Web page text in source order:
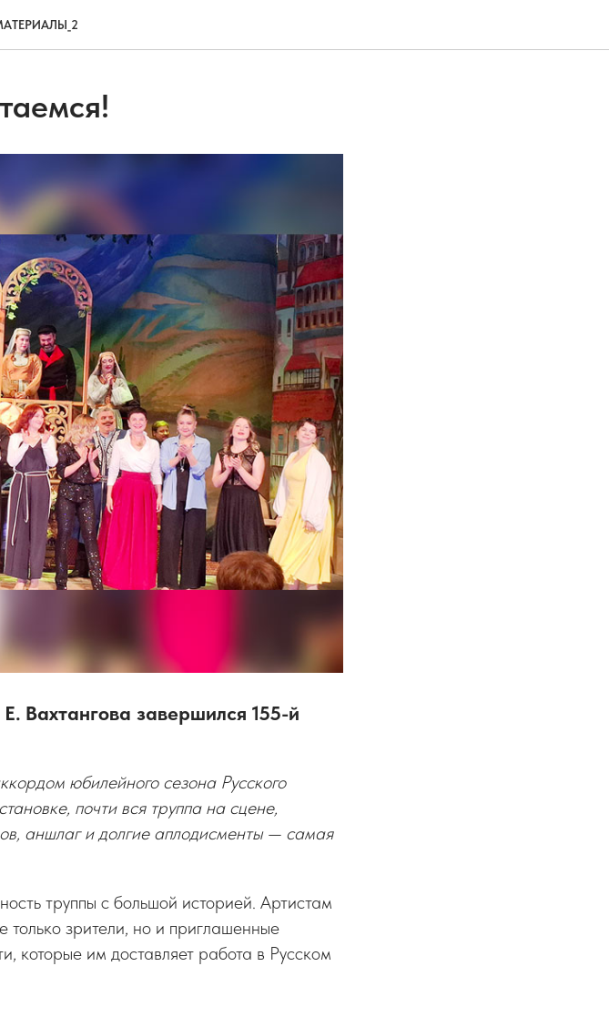
Вахтангова завершился 155-й
юбилейного сезона Русского
почти вся труппа на сцене,
аншлаг и долгие аплодисменты — самая
труппы с большой историей. Артистам
зрители, но и приглашенные
которые им доставляет работа в Русском